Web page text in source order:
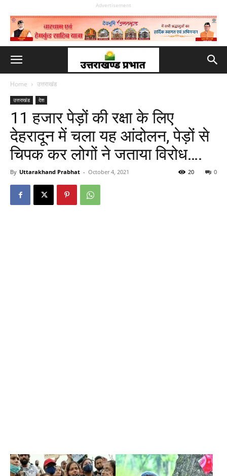
Advertisement
Home उत्तराखंड
उत्तराखंड देश
11 हजार पेड़ों की रक्षा के लिए
देहरादून में चला यह आंदोलन, पेड़ों से
चिपक कर लोगों ने जताया विरोध….
By Uttarakhand Prabhat - October 4, 2021 0
20